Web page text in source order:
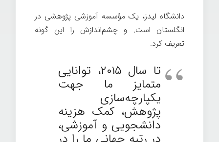
دانشگاه لیدز، یک مؤسسه آموزشی پژوهشی در
انگلستان است. و چشم‌اندازش را این گونه
تعریف کرد.
تا سال ۲۰۱۵، توانایی
متمایز ما جهت
یکپارچه‌سازی
پژوهش، کمک هزینه
دانشجویی و آموزشی،